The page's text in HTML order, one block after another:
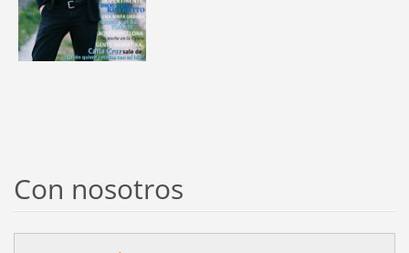
Con nosotros